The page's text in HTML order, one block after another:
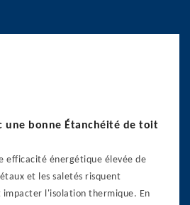
une bonne Étanchéité de toit
efficacité énergétique élevée de
et les saletés risquent
impacter l'isolation thermique. En